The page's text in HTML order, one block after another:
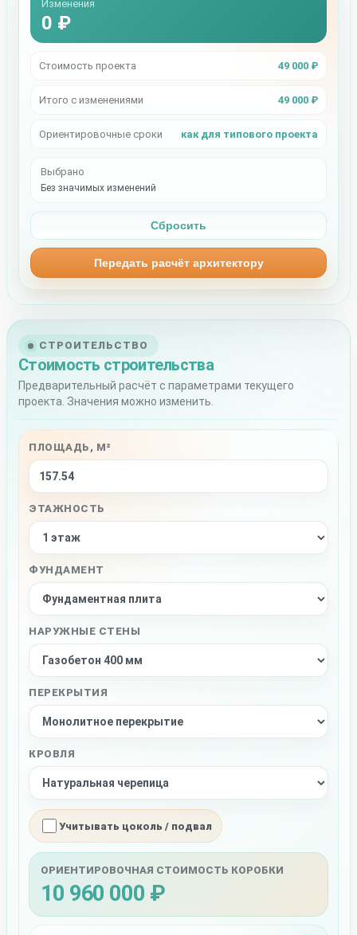
СТРОИТЕЛЬСТВО
Стоимость строительства
Предварительный расчёт с параметрами текущего
проекта. Значения можно изменить.
ПЛОЩАДЬ, М²
ЭТАЖНОСТЬ
ФУНДАМЕНТ
НАРУЖНЫЕ СТЕНЫ
ПЕРЕКРЫТИЯ
КРОВЛЯ
Учитывать цоколь / подвал
ОРИЕНТИРОВОЧНАЯ СТОИМОСТЬ КОРОБКИ
10 960 000 ₽
Изменения
0 ₽
Стоимость проекта 49 000 ₽
Итого с изменениями 49 000 ₽
Ориентировочные сроки как для типового проекта
Выбрано
Без значимых изменений
Сбросить
Передать расчёт архитектору